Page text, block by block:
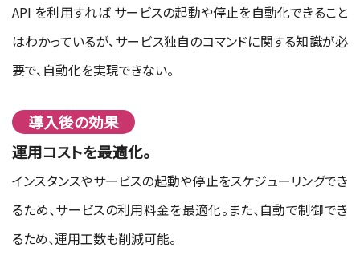
API を利用すれば サービスの起動や停止を自動化できること
はわかっているが、サービス独自のコマンドに関する知識が必
要で、自動化を実現できない。
導入後の効果
運用コストを最適化。
インスタンスやサービスの起動や停止をスケジューリングでき
るため、サービスの利用料金を最適化。また、自動で制御でき
るため、運用工数も削減可能。